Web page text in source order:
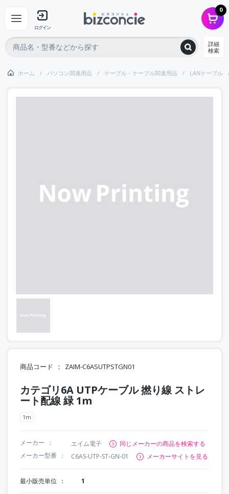
ログイン
0
詳細
検索
ホーム パソコン関連用品 ケーブル・ケーブル関連用品 LANケーブル
商品コード ZAIM-C6ASUTPSTGN01
カテゴリ6A UTPケーブル 撚り線 ストレ
ート配線 緑 1m
1m
メーカー エイム電子
同じメーカーの商品を検索する
メーカー型番
C6AS-UTP-ST-GN-01 メーカーサイトを見る
最小販売単位 1